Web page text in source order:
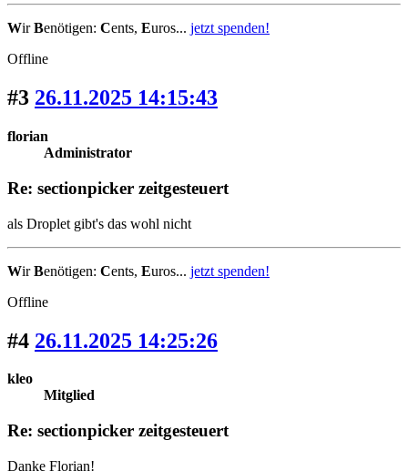
WirBenötigen: Cents, Euros... jetzt spenden!
Offline
#3 26.11.2025 14:15:43
florian
Administrator
Re: sectionpicker zeitgesteuert
als Droplet gibt's das wohl nicht
WirBenötigen: Cents, Euros... jetzt spenden!
Offline
#4 26.11.2025 14:25:26
kleo
Mitglied
Re: sectionpicker zeitgesteuert
Danke Florian!